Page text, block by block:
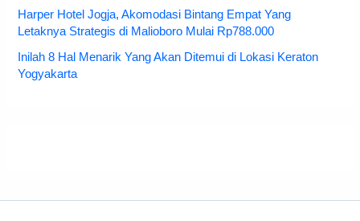
Harper Hotel Jogja, Akomodasi Bintang Empat Yang
Letaknya Strategis di Malioboro Mulai Rp788.000
Inilah 8 Hal Menarik Yang Akan Ditemui di Lokasi Keraton
Yogyakarta